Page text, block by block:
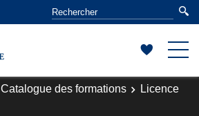
Catalogue des formations
Licence